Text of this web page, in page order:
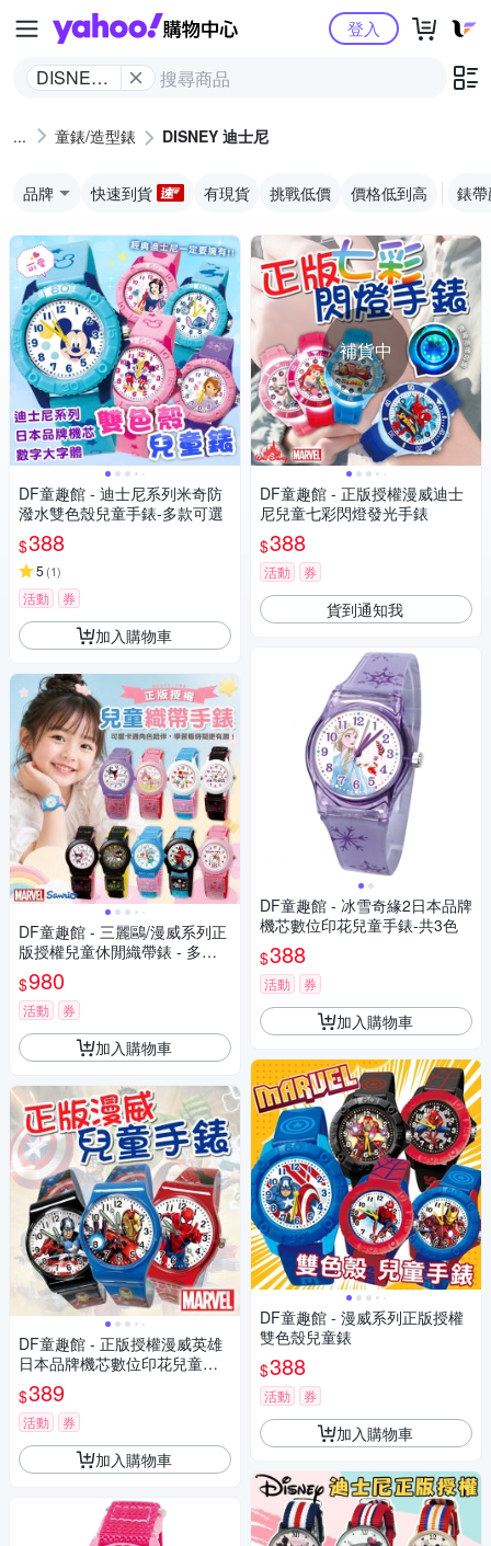
Yahoo購物中心
DISNEY
登入
童錶/造型錶 DISNEY 迪士尼
品牌 快速到貨 有現貨 挑戰低價 價格低到高 錶
DF童趣館 - 迪士尼系列米奇防
潑水雙色殼兒童手錶-多款可選
$388
5 (1)
活動 券
加入購物車
DF童趣館 - 三麗鷗/漫威系列正
版授權兒童休閒織帶錶 - 多款
可選
$980
活動 券
加入購物車
DF童趣館 - 正版授權漫威英雄
日本品牌機芯數位印花兒童手
錶
$389
活動 券
加入購物車
補貨中
DF童趣館 - 正版授權漫威迪士
尼兒童七彩閃燈發光手錶
$388
活動 券
貨到通知我
DF童趣館 - 冰雪奇緣2日本品牌
機芯數位印花兒童手錶-共3色
$388
活動 券
加入購物車
DF童趣館 - 漫威系列正版授權
雙色殼兒童錶
$388
活動 券
加入購物車